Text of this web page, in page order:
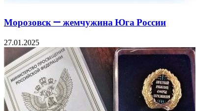
Морозовск — жемчужина Юга России
27.01.2025